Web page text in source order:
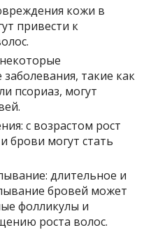
кожи в
привести к
такие как
псориаз, могут
с возрастом рост
брови могут стать
длительное и
бровей может
фолликулы и
роста волос.